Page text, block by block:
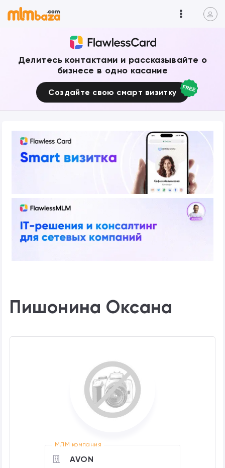
Делитесь контактами и рассказывайте о
бизнесе в одно касание
Создайте свою смарт визитку
Пишонина Оксана
МЛМ компания
AVON